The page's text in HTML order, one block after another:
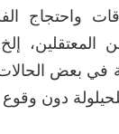
واحتجاج
المعتقلين،
في بعض
دون